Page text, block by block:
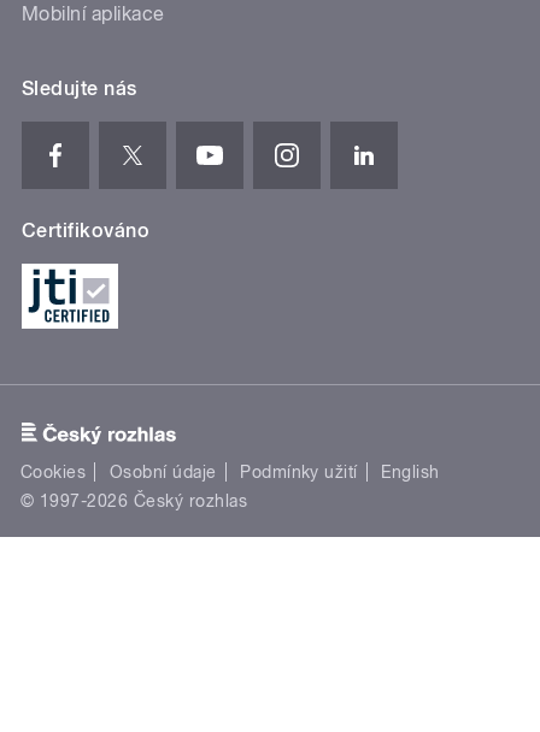
Mobilní aplikace
Sledujte nás
Certifikováno
Cookies Osobní údaje Podmínky užití
English
© 1997-2026 Český rozhlas